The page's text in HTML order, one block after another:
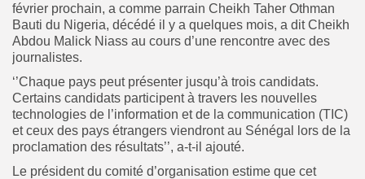
février prochain, a comme parrain Cheikh Taher Othman
Bauti du Nigeria, décédé il y a quelques mois, a dit Cheikh
Abdou Malick Niass au cours d’une rencontre avec des
journalistes.
‘’Chaque pays peut présenter jusqu’à trois candidats.
Certains candidats participent à travers les nouvelles
technologies de l’information et de la communication (TIC)
et ceux des pays étrangers viendront au Sénégal lors de la
proclamation des résultats’’, a-t-il ajouté.
Le président du comité d’organisation estime que cet